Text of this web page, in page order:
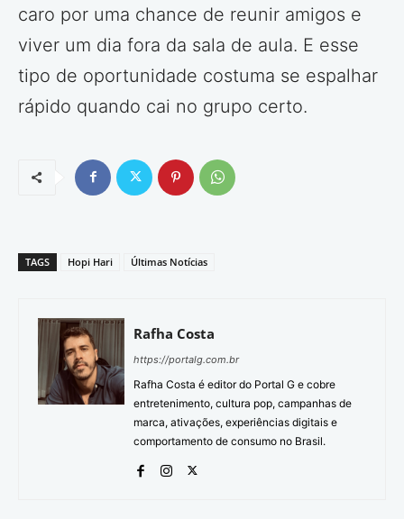
caro por uma chance de reunir amigos e
viver um dia fora da sala de aula. E esse
tipo de oportunidade costuma se espalhar
rápido quando cai no grupo certo.
TAGS Hopi Hari Últimas Notícias
Rafha Costa
https://portalg.com.br
Rafha Costa é editor do Portal G e cobre
entretenimento, cultura pop, campanhas de
marca, ativações, experiências digitais e
comportamento de consumo no Brasil.